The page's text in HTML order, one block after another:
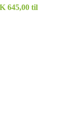
645,00 til